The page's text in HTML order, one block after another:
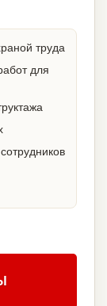
труда
для